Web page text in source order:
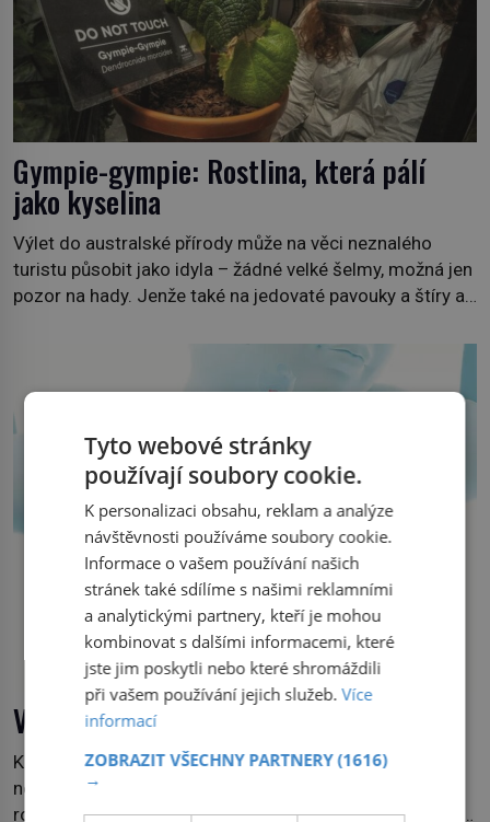
Gympie-gympie: Rostlina, která pálí
jako kyselina
Výlet do australské přírody může na věci neznalého
turistu působit jako idyla – žádné velké šelmy, možná jen
pozor na hady. Jenže také na jedovaté pavouky a štíry a
Stačí letmý dotyk a ozve se pronikavá bolest, která
Vědci vytvořili funkční umělý jícen
Když se narodí dítě s těžkou vrozenou vadou jícnu,
neodvratně ho čeká série náročných operací a dlouhé
roky zdravotních komplikací. Britští vědci nyní představili
Tyto webové stránky
používají soubory cookie.
K personalizaci obsahu, reklam a analýze
návštěvnosti používáme soubory cookie.
Informace o vašem používání našich
stránek také sdílíme s našimi reklamními
a analytickými partnery, kteří je mohou
kombinovat s dalšími informacemi, které
jste jim poskytli nebo které shromáždili
při vašem používání jejich služeb.Více
informací
ZOBRAZIT VŠECHNY PARTNERY(1616)
→